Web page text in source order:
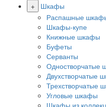
+
Шкафы
Распашные
Шкафы-купе
Книжные шкафы
Буфеты
Серванты
Одностворчатые
Двухстворчатые
Трехстворчатые
Угловые шкафы
Шкафы из